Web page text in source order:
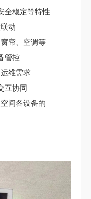
全稳定等特性
动
帘、空调等
管控
维需求
互协同
间各设备的